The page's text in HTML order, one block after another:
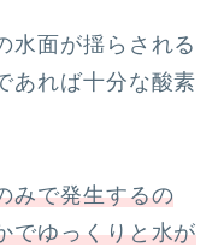
水面が揺らされる
あれば十分な酸素
みで発生するの
でゆっくりと水が